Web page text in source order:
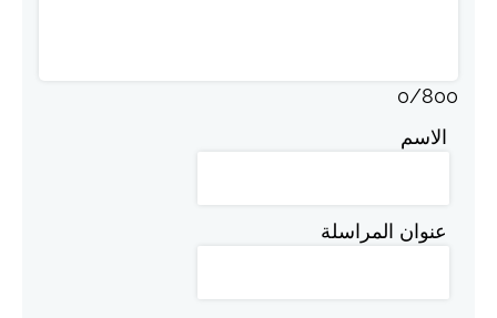
0/800
الاسم
عنوان المراسلة